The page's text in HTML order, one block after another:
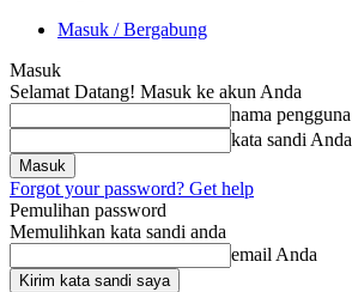
Masuk / Bergabung
Masuk
Selamat Datang! Masuk ke akun Anda
nama pengguna
kata sandi Anda
Forgot your password? Get help
Pemulihan password
Memulihkan kata sandi anda
email Anda